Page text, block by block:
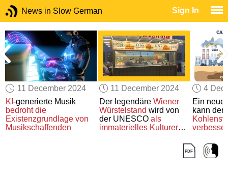
News in Slow German Sign In
11 December 2024
KI-generierte Musik
bedroht die
Existenzgrundlage von
Musikschaffenden
11 December 2024
Der legendäre Wiener
Würstelstand wird von
der UNESCO als
immaterielles Kulturerbe
4
Ein
kann den